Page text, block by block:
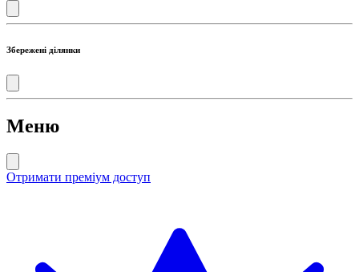
Збережені ділянки
Меню
Отримати преміум доступ